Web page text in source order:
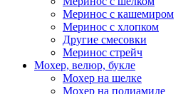
Меринос с кашемиром
Меринос с хлопком
Другие смесовки
Меринос стрейч
Мохер, велюр, букле
Мохер на шелке
Мохер на полиамиде